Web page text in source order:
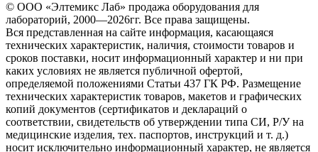
© ООО «Элтемикс Лаб» продажа оборудования для
лабораторий, 2000—2026гг. Все права защищены.
Вся представленная на сайте информация, касающаяся
технических характеристик, наличия, стоимости товаров и
сроков поставки, носит информационный характер и ни при
каких условиях не является публичной офертой,
определяемой положениями Статьи 437 ГК РФ. Размещение
технических характеристик товаров, макетов и графических
копий документов (сертификатов и деклараций о
соответствии, свидетельств об утверждении типа СИ, Р/У на
медицинские изделия, тех. паспортов, инструкций и т. д.)
носит исключительно информационный характер, не является